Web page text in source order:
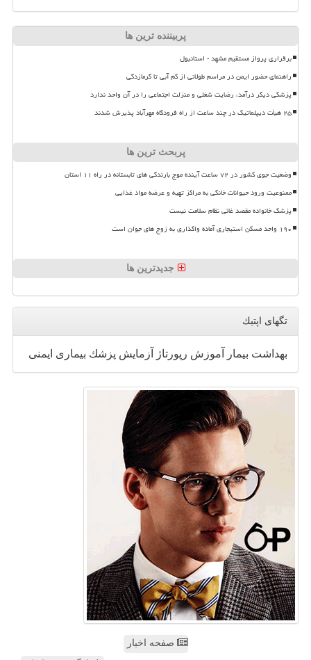
پربیننده ترین ها
برقراری پرواز مستقیم مشهد - استانبول
راهنمای حضور ایمن در مراسم طولانی از کم آبی تا گرمازدگی
پزشکی دیگر درآمد، رضایت شغلی و منزلت اجتماعی را در آن واحد ندارد
۲۵ هیأت دیپلماتیک در چند ساعت از راه فرودگاه مهرآباد پذیرش شدند
پربحث ترین ها
وضعیت جوی کشور در ۷۲ ساعت آینده موج بارندگی های تابستانه در راه ۱۱ استان
ممنوعیت ورود حیوانات خانگی به مراکز تهیه و عرضه مواد غذایی
پزشک خانواده مقصد غائی نظام سلامت نیست
۱۹۰ واحد مسکن استیجاری آماده واگذاری به زوج های جوان است
جدیدترین ها
تگهای اپتیك
بهداشت بیمار آموزش رپورتاژ آزمایش پزشك بیماری ایمنی
صفحه اخبار